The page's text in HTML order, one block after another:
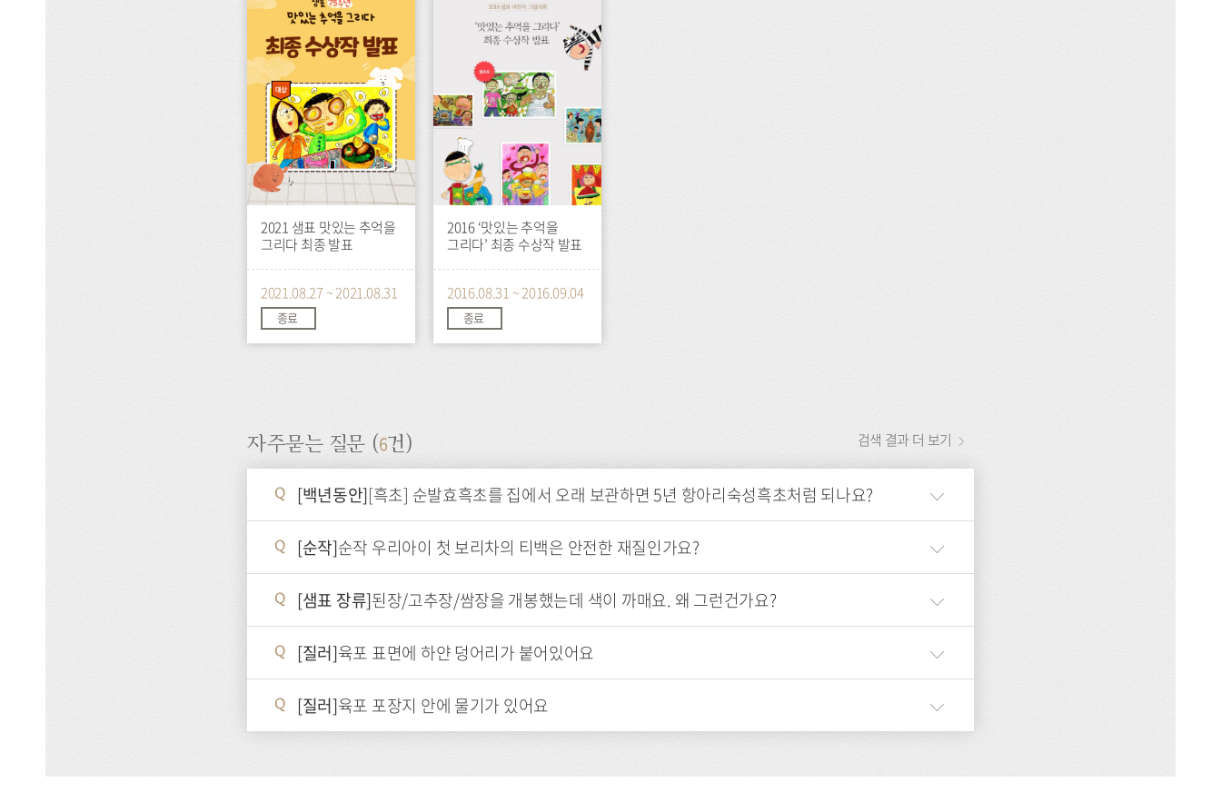
2021 샘표 맛있는 추억을
그리다 최종 발표
2021.08.27 ~ 2021.08.31
종료
2016 ‘맛있는 추억을
그리다’ 최종 수상작 발표
2016.08.31 ~ 2016.09.04
종료
자주묻는 질문 (6건)
Q [백년동안][흑초] 순발효흑초를 집에서 오래 보관하면 5년 항아리숙성흑초처럼 되나요?
Q [순작]순작 우리아이 첫 보리차의 티백은 안전한 재질인가요?
Q [샘표 장류]된장/고추장/쌈장을 개봉했는데 색이 까매요. 왜 그런건가요?
Q [질러]육포 표면에 하얀 덩어리가 붙어있어요
Q [질러]육포 포장지 안에 물기가 있어요
검색 결과 더 보기